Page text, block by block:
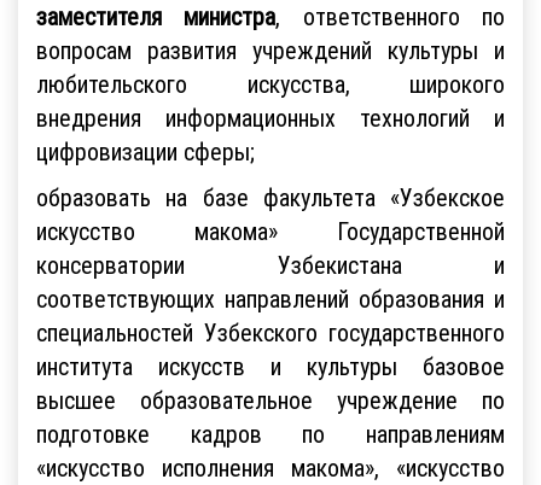
заместителя министра, ответственного по
вопросам развития учреждений культуры и
любительского искусства, широкого
внедрения информационных технологий и
цифровизации сферы;
образовать на базе факультета «Узбекское
искусство макома» Государственной
консерватории Узбекистана и
соответствующих направлений образования и
специальностей Узбекского государственного
института искусств и культуры базовое
высшее образовательное учреждение по
подготовке кадров по направлениям
«искусство исполнения макома», «искусство